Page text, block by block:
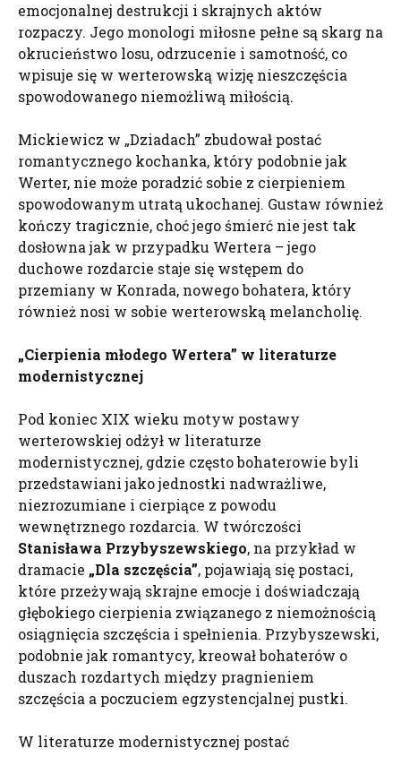
emocjonalnej destrukcji i skrajnych aktów
rozpaczy. Jego monologi miłosne pełne są skarg na
okrucieństwo losu, odrzucenie i samotność, co
wpisuje się w werterowską wizję nieszczęścia
spowodowanego niemożliwą miłością.
Mickiewicz w „Dziadach” zbudował postać
romantycznego kochanka, który podobnie jak
Werter, nie może poradzić sobie z cierpieniem
spowodowanym utratą ukochanej. Gustaw również
kończy tragicznie, choć jego śmierć nie jest tak
dosłowna jak w przypadku Wertera – jego
duchowe rozdarcie staje się wstępem do
przemiany w Konrada, nowego bohatera, który
również nosi w sobie werterowską melancholię.
„Cierpienia młodego Wertera” w literaturze
modernistycznej
Pod koniec XIX wieku motyw postawy
werterowskiej odżył w literaturze
modernistycznej, gdzie często bohaterowie byli
przedstawiani jako jednostki nadwrażliwe,
niezrozumiane i cierpiące z powodu
wewnętrznego rozdarcia. W twórczości
Stanisława Przybyszewskiego, na przykład w
dramacie „Dla szczęścia”, pojawiają się postaci,
które przeżywają skrajne emocje i doświadczają
głębokiego cierpienia związanego z niemożnością
osiągnięcia szczęścia i spełnienia. Przybyszewski,
podobnie jak romantycy, kreował bohaterów o
duszach rozdartych między pragnieniem
szczęścia a poczuciem egzystencjalnej pustki.
W literaturze modernistycznej postać